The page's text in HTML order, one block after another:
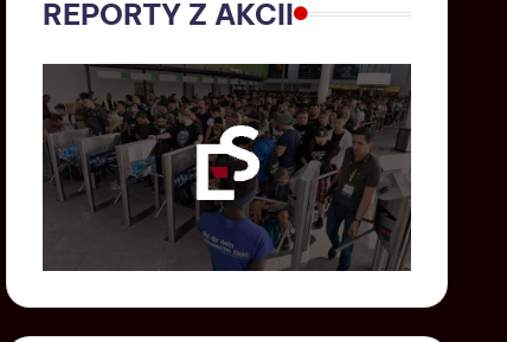
REPORTY Z AKCII